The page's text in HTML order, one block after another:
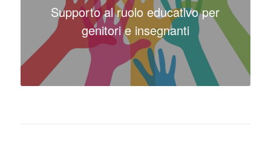
Supporto al ruolo educativo per
genitori e insegnanti